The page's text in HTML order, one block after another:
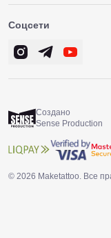
Соцсети
Создано
Sense Production
© 2026 Maketattoo. Все